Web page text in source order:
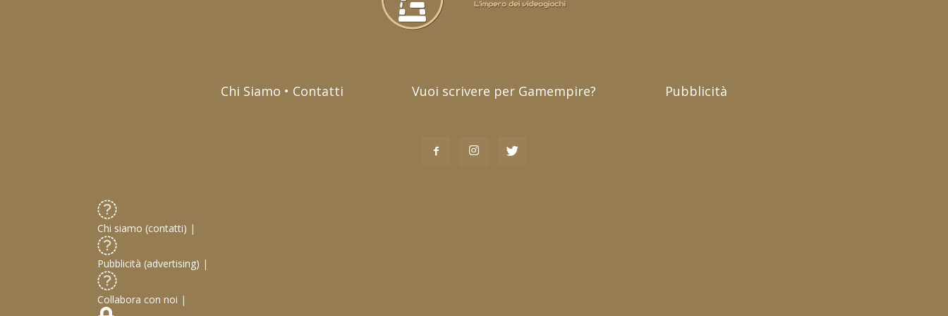
Chi Siamo • Contatti Vuoi scrivere per Gamempire? Pubblicità
Chi siamo (contatti) |
Pubblicità (advertising) |
Collabora con noi |